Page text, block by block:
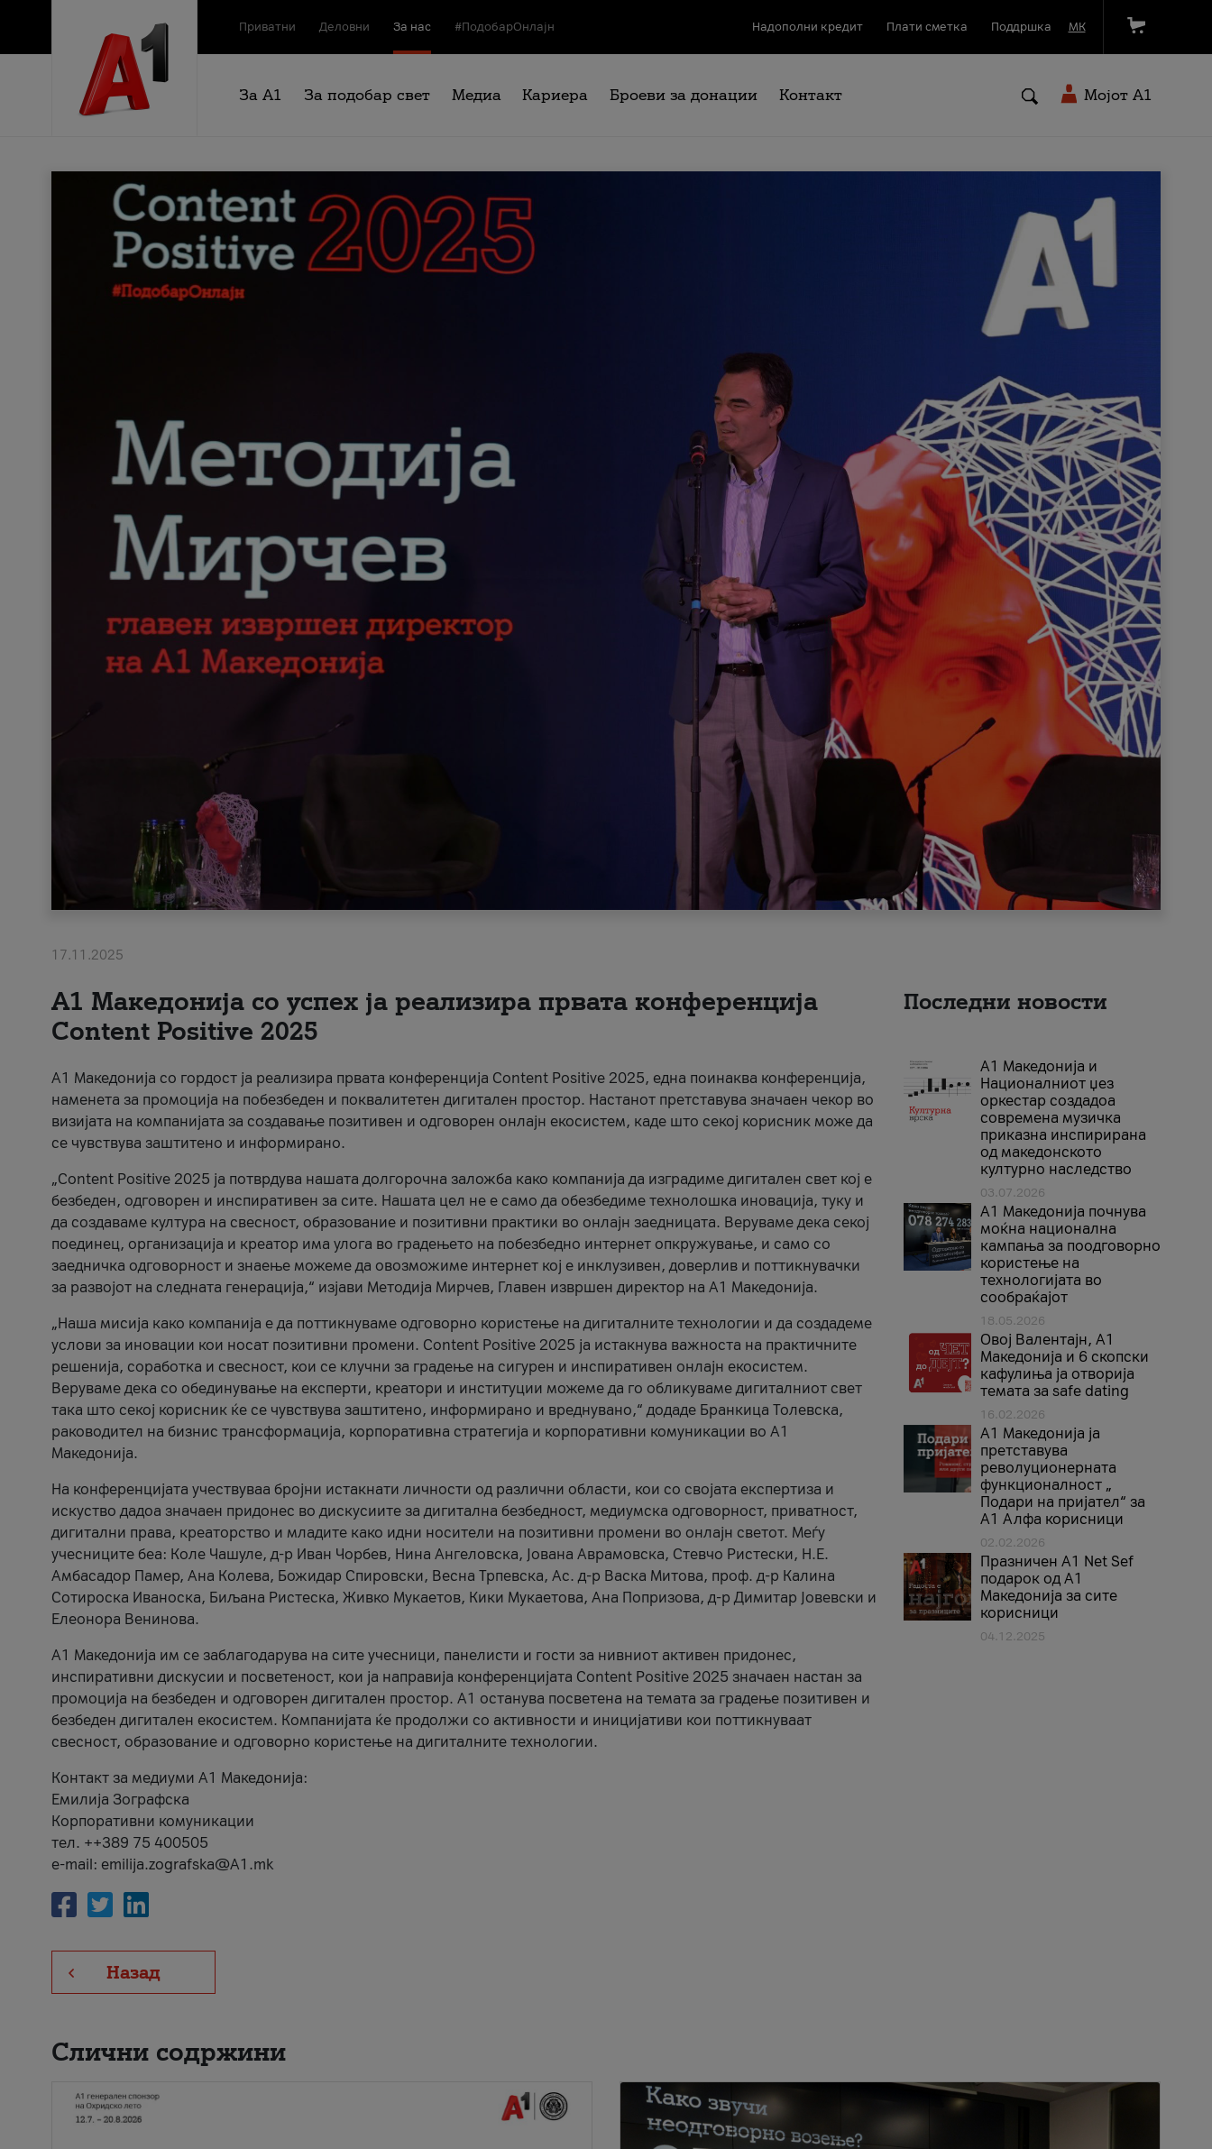
Приватни Деловни За нас #ПодобарОнлајн Надополни кредит Плати сметка Поддршка МК
За А1 За подобар свет Медиа Кариера Броеви за донации Контакт Мојот A1
17.11.2025
А1 Македонија со успех ја реализира првата конференција
Content Positive 2025
А1 Македонија со гордост ја реализира првата конференција Content Positive 2025, една поинаква конференција,
наменета за промоција на побезбеден и поквалитетен дигитален простор. Настанот претставува значаен чекор во
визијата на компанијата за создавање позитивен и одговорен онлајн екосистем, каде што секој корисник може да
се чувствува заштитено и информирано.
„Content Positive 2025 ја потврдува нашата долгорочна заложба како компанија да изградиме дигитален свет кој е
безбеден, одговорен и инспиративен за сите. Нашата цел не е само да обезбедиме технолошка иновација, туку и
да создаваме култура на свесност, образование и позитивни практики во онлајн заедницата. Веруваме дека секој
поединец, организација и креатор има улога во градењето на побезбедно интернет опкружување, и само со
заедничка одговорност и знаење можеме да овозможиме интернет кој е инклузивен, доверлив и поттикнувачки
за развојот на следната генерација,“ изјави Методија Мирчев, Главен извршен директор на А1 Македонија.
„Наша мисија како компанија е да поттикнуваме одговорно користење на дигиталните технологии и да создадеме
услови за иновации кои носат позитивни промени. Content Positive 2025 ја истакнува важноста на практичните
решенија, соработка и свесност, кои се клучни за градење на сигурен и инспиративен онлајн екосистем.
Веруваме дека со обединување на експерти, креатори и институции можеме да го обликуваме дигиталниот свет
така што секој корисник ќе се чувствува заштитено, информирано и вреднувано,“ додаде Бранкица Толевска,
раководител на бизнис трансформација, корпоративна стратегија и корпоративни комуникации во А1
Македонија.
На конференцијата учествуваа бројни истакнати личности од различни области, кои со својата експертиза и
искуство дадоа значаен придонес во дискусиите за дигитална безбедност, медиумска одговорност, приватност,
дигитални права, креаторство и младите како идни носители на позитивни промени во онлајн светот. Меѓу
учесниците беа: Коле Чашуле, д-р Иван Чорбев, Нина Ангеловска, Јована Аврамовска, Стевчо Ристески, Н.Е.
Амбасадор Памер, Ана Колева, Божидар Спировски, Весна Трпевска, Ас. д-р Васка Митова, проф. д-р Калина
Сотироска Иваноска, Биљана Ристеска, Живко Мукаетов, Кики Мукаетова, Ана Попризова, д-р Димитар Јовевски и
Елеонора Венинова.
А1 Македонија им се заблагодарува на сите учесници, панелисти и гости за нивниот активен придонес,
инспиративни дискусии и посветеност, кои ја направија конференцијата Content Positive 2025 значаен настан за
промоција на безбеден и одговорен дигитален простор. А1 останува посветена на темата за градење позитивен и
безбеден дигитален екосистем. Компанијата ќе продолжи со активности и иницијативи кои поттикнуваат
свесност, образование и одговорно користење на дигиталните технологии.
Контакт за медиуми А1 Македонија:
Емилија Зографска
Корпоративни комуникации
тел. ++389 75 400505
e-mail: emilija.zografska@A1.mk
Назад
Последни новости
А1 Македонија и
Националниот џез
оркестар создадоа
современа музичка
приказна инспирирана
од македонското
културно наследство
03.07.2026
A1 Македонија почнува
моќна национална
кампања за поодговорно
користење на
технологијата во
сообраќајот
18.05.2026
Овој Валентајн, A1
Македонија и 6 скопски
кафулиња ја отворија
темата за safe dating
16.02.2026
А1 Македонија ја
претставува
револуционерната
функционалност „
Подари на пријател“ за
А1 Алфа корисници
02.02.2026
Празничен A1 Net Sеf
подарок од А1
Македонија за сите
корисници
04.12.2025
Слични содржини